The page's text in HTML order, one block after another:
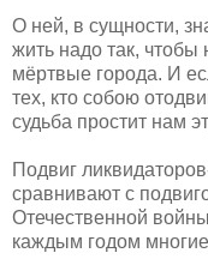
О ней, в сущности,
жить надо так, чтобы
мёртвые города. И
тех, кто собою
судьба простит нам
Подвиг
сравнивают с
Отечественной
каждым годом многие